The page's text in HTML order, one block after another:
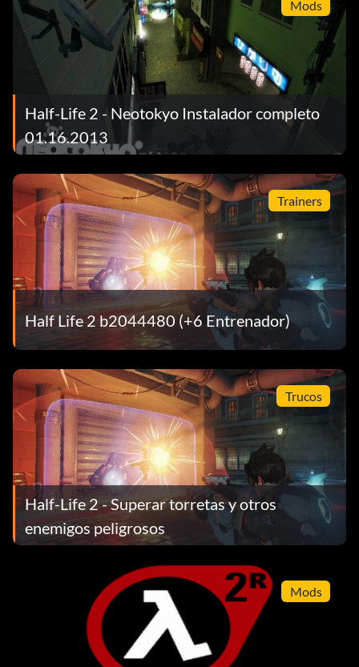
Mods
Half-Life 2 - Neotokyo Instalador completo
01.16.2013
Trainers
Half Life 2 b2044480 (+6 Entrenador)
Trucos
Half-Life 2 - Superar torretas y otros
enemigos peligrosos
Mods